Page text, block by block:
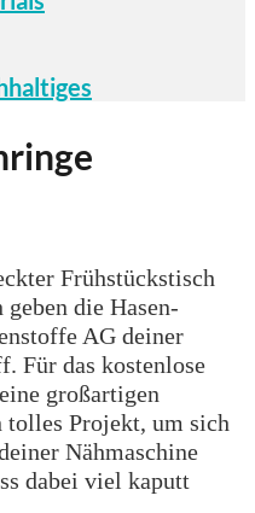
Frühstückstisch
die Hasen-
AG deiner
Für das kostenlose
großartigen
tolles Projekt, um sich
Nähmaschine
dabei viel kaputt